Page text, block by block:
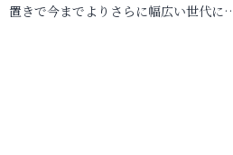
置きで今までよりさらに幅広い世代に